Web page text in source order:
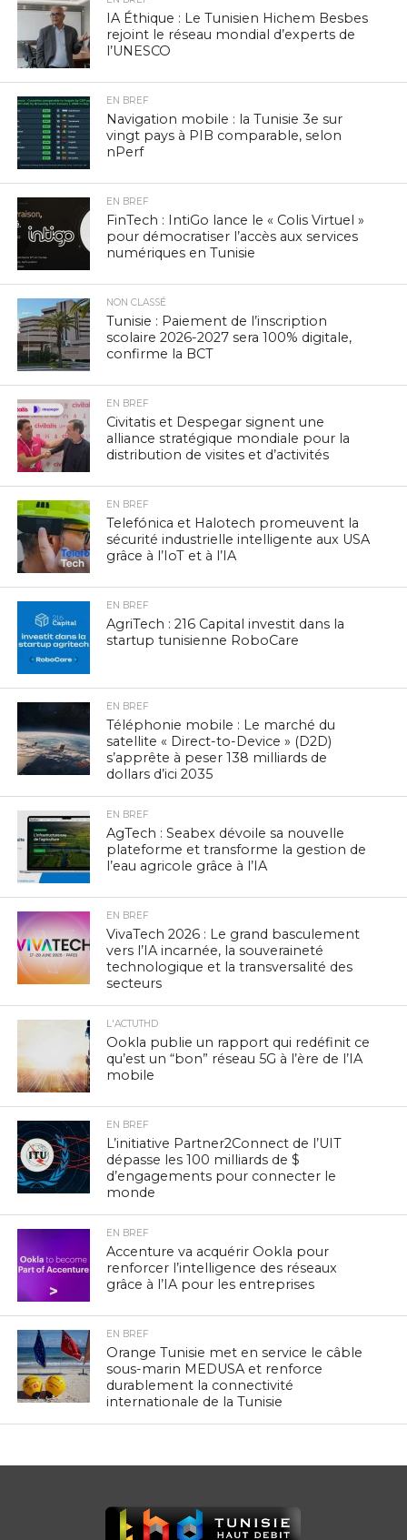
IA Éthique : Le Tunisien Hichem Besbes
rejoint le réseau mondial d’experts de
l’UNESCO
EN BREF
Navigation mobile : la Tunisie 3e sur
vingt pays à PIB comparable, selon
nPerf
EN BREF
FinTech : IntiGo lance le « Colis Virtuel »
pour démocratiser l’accès aux services
numériques en Tunisie
NON CLASSÉ
Tunisie : Paiement de l’inscription
scolaire 2026-2027 sera 100% digitale,
confirme la BCT
EN BREF
Civitatis et Despegar signent une
alliance stratégique mondiale pour la
distribution de visites et d’activités
EN BREF
Telefónica et Halotech promeuvent la
sécurité industrielle intelligente aux USA
grâce à l’IoT et à l’IA
EN BREF
AgriTech : 216 Capital investit dans la
startup tunisienne RoboCare
EN BREF
Téléphonie mobile : Le marché du
satellite « Direct-to-Device » (D2D)
s’apprête à peser 138 milliards de
dollars d’ici 2035
EN BREF
AgTech : Seabex dévoile sa nouvelle
plateforme et transforme la gestion de
l’eau agricole grâce à l’IA
EN BREF
VivaTech 2026 : Le grand basculement
vers l’IA incarnée, la souveraineté
technologique et la transversalité des
secteurs
L'ACTUTHD
Ookla publie un rapport qui redéfinit ce
qu’est un “bon” réseau 5G à l’ère de l’IA
mobile
EN BREF
L’initiative Partner2Connect de l’UIT
dépasse les 100 milliards de $
d’engagements pour connecter le
monde
EN BREF
Accenture va acquérir Ookla pour
renforcer l’intelligence des réseaux
grâce à l’IA pour les entreprises
EN BREF
Orange Tunisie met en service le câble
sous-marin MEDUSA et renforce
durablement la connectivité
internationale de la Tunisie